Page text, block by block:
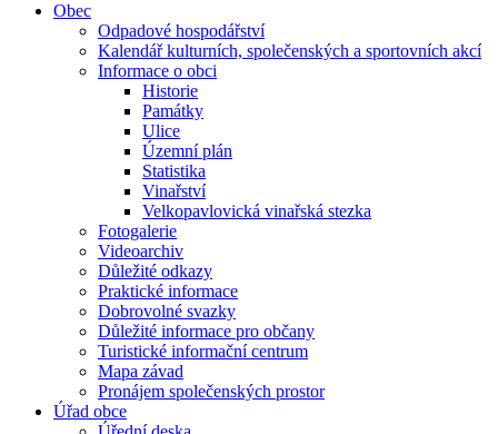
Obec
Odpadové hospodářství
Kalendář kulturních, společenských a sportovních akcí
Informace o obci
Historie
Památky
Ulice
Územní plán
Statistika
Vinařství
Velkopavlovická vinařská stezka
Fotogalerie
Videoarchiv
Důležité odkazy
Praktické informace
Dobrovolné svazky
Důležité informace pro občany
Turistické informační centrum
Mapa závad
Pronájem společenských prostor
Úřad obce